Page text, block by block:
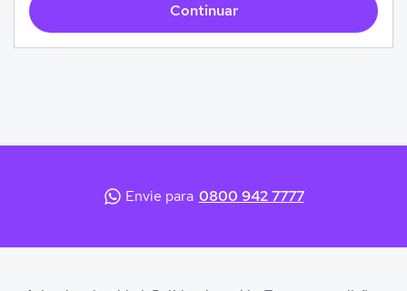
Continuar
Envie para 0800 942 7777